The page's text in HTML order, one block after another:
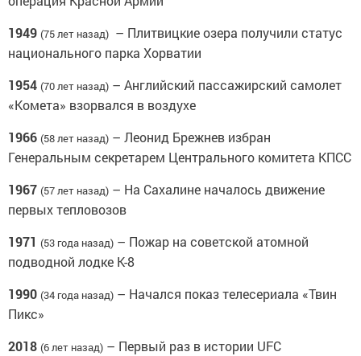
1949 (75 лет назад) – Плитвицкие озера получили статус
национального парка Хорватии
1954 (70 лет назад) – Английский пассажирский самолет
«Комета» взорвался в воздухе
1966 (58 лет назад) – Леонид Брежнев избран
Генеральным секретарем Центрального комитета КПСС
1967 (57 лет назад) – На Сахалине началось движение
первых тепловозов
1971 (53 года назад) – Пожар на советской атомной
подводной лодке К-8
1990 (34 года назад) – Начался показ телесериала «Твин
Пикс»
2018 (6 лет назад) – Первый раз в истории UFC